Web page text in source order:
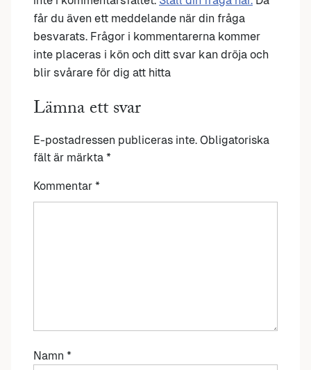
får du även ett meddelande när din fråga
besvarats. Frågor i kommentarerna kommer
inte placeras i kön och ditt svar kan dröja och
blir svårare för dig att hitta
Lämna ett svar
E-postadressen publiceras inte. Obligatoriska
fält är märkta *
Kommentar *
Namn *